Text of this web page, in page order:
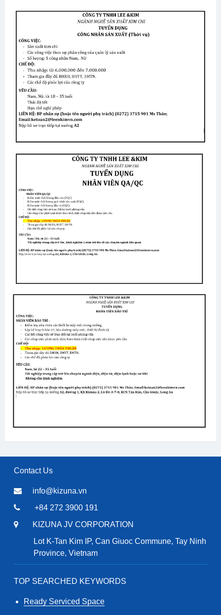
Contact Us
info@kizuna.vn
+84 272 3900 191
KIZUNA JV CORPORATION
Lot K-Tan Kim IP, Can Giuoc Commune, Tay Ninh
Province, Vietnam
TOP SEARCHED KEYWORDS
Ready Serviced Space